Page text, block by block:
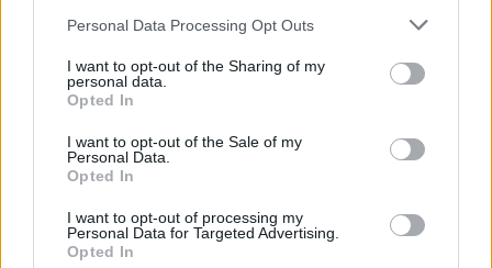
Personal Data Processing Opt Outs
I want to opt-out of the Sharing of my
personal data.
Opted In
I want to opt-out of the Sale of my
Personal Data.
Opted In
I want to opt-out of processing my
Personal Data for Targeted Advertising.
Opted In
Comentari: